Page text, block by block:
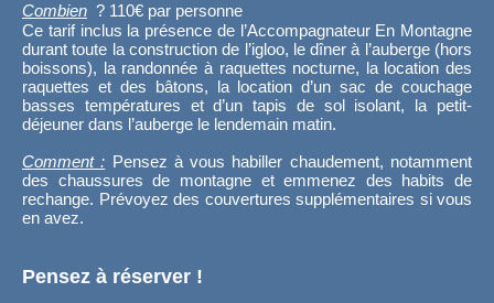
Combien ? 110€ par personne
Ce tarif inclus la présence de l’Accompagnateur En Montagne
durant toute la construction de l’igloo, le dîner à l’auberge (hors
boissons), la randonnée à raquettes nocturne, la location des
raquettes et des bâtons, la location d’un sac de couchage
basses températures et d’un tapis de sol isolant, la petit-
déjeuner dans l’auberge le lendemain matin.
Comment : Pensez à vous habiller chaudement, notamment
des chaussures de montagne et emmenez des habits de
rechange. Prévoyez des couvertures supplémentaires si vous
en avez.
Pensez à réserver !